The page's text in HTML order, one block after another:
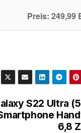
Preis: 249,99
S22 Ultra
6,8